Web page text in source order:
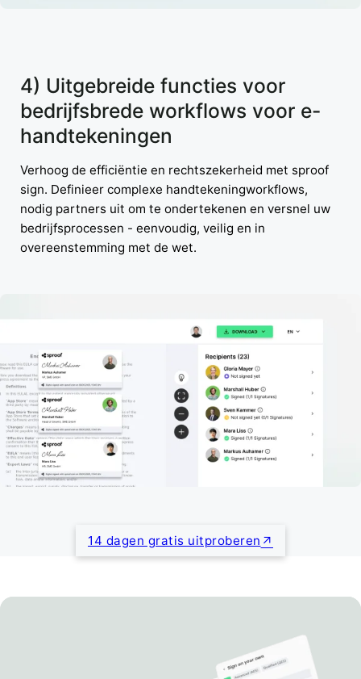
4) Uitgebreide functies voor
bedrijfsbrede workflows voor e-
handtekeningen
Verhoog de efficiëntie en rechtszekerheid met sproof
sign. Definieer complexe handtekeningworkflows,
nodig partners uit om te ondertekenen en versnel uw
bedrijfsprocessen - eenvoudig, veilig en in
overeenstemming met de wet.
14 dagen gratis uitproberen